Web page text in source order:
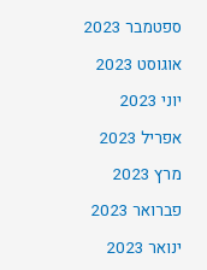
ספטמבר 2023
אוגוסט 2023
יוני 2023
אפריל 2023
מרץ 2023
פברואר 2023
ינואר 2023